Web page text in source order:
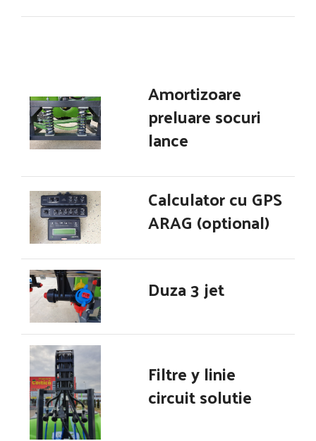
Amortizoare
preluare socuri
lance
Calculator cu GPS
ARAG (optional)
Duza 3 jet
Filtre y linie
circuit solutie